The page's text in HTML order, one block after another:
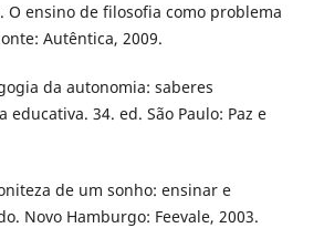
O ensino de filosofia como problema
Autêntica, 2009.
da autonomia: saberes
educativa. 34. ed. São Paulo: Paz e
de um sonho: ensinar e
Novo Hamburgo: Feevale, 2003.